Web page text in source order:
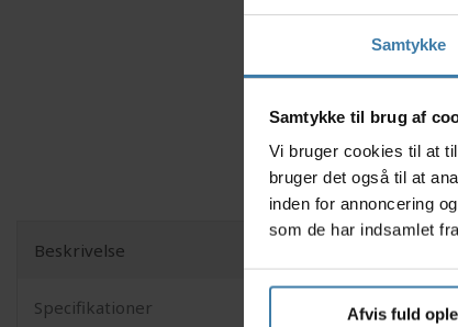
Samtykke
Samtykke til brug af
Vi bruger cookies til at
bruger det også til at
inden for annoncering
som de har indsamlet
Afvis fuld
Beskrivelse
Specifikationer